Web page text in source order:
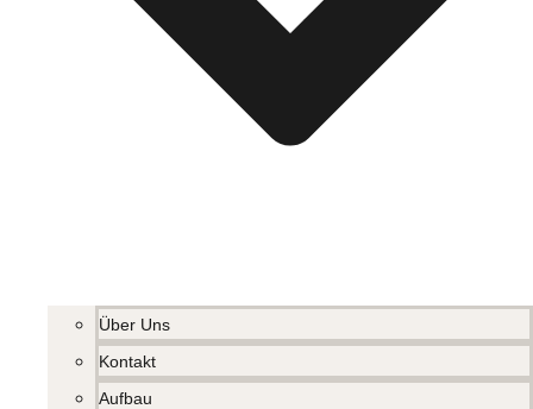
Über Uns
Kontakt
Aufbau